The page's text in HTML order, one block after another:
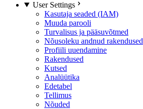
User Settings
Kasutaja seaded (IAM)
Muuda parooli
Turvalisus ja pääsuvõtmed
Nõusoleku andnud rakendused
Profiili uuendamine
Rakendused
Kutsed
Analüütika
Edetabel
Tellimus
Nõuded